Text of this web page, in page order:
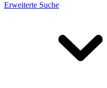
Erweiterte Suche